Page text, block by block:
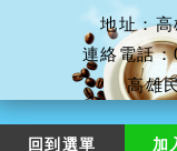
地址：
連絡電話
高雄
回到選單 加